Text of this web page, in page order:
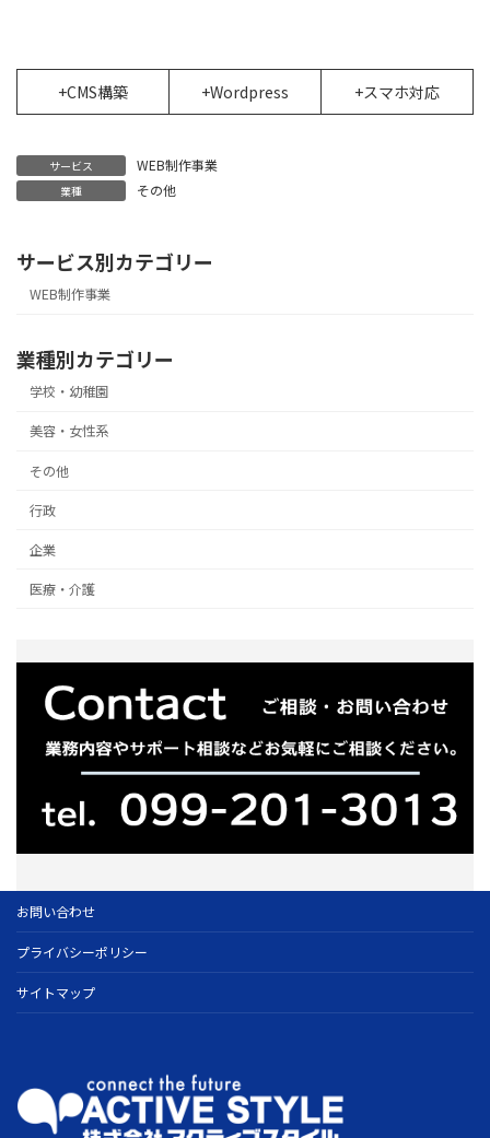
+CMS構築 +Wordpress +スマホ対応
サービス WEB制作事業
業種 その他
サービス別カテゴリー
WEB制作事業
業種別カテゴリー
学校・幼稚園
美容・女性系
その他
行政
企業
医療・介護
お問い合わせ
プライバシーポリシー
サイトマップ